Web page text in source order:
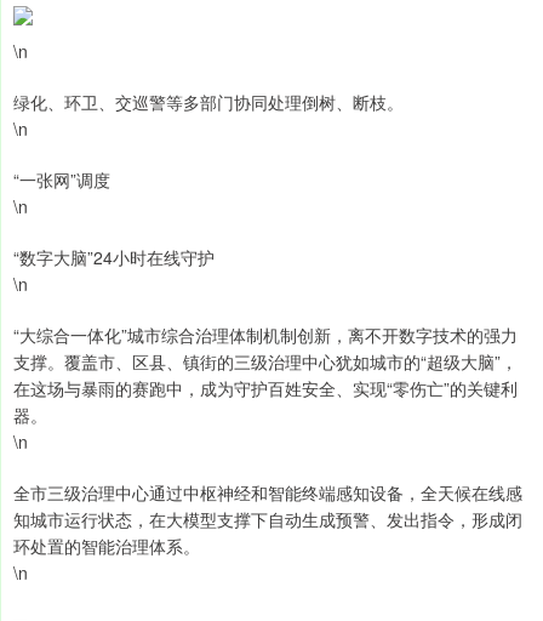
\n
绿化、环卫、交巡警等多部门协同处理倒树、断枝。
\n
“一张网”调度
\n
“数字大脑”24小时在线守护
\n
“大综合一体化”城市综合治理体制机制创新，离不开数字技术的强力
支撑。覆盖市、区县、镇街的三级治理中心犹如城市的“超级大脑”，
在这场与暴雨的赛跑中，成为守护百姓安全、实现“零伤亡”的关键利
器。
\n
全市三级治理中心通过中枢神经和智能终端感知设备，全天候在线感
知城市运行状态，在大模型支撑下自动生成预警、发出指令，形成闭
环处置的智能治理体系。
\n